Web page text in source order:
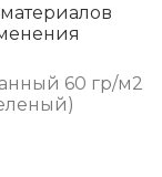
60 гр/м2